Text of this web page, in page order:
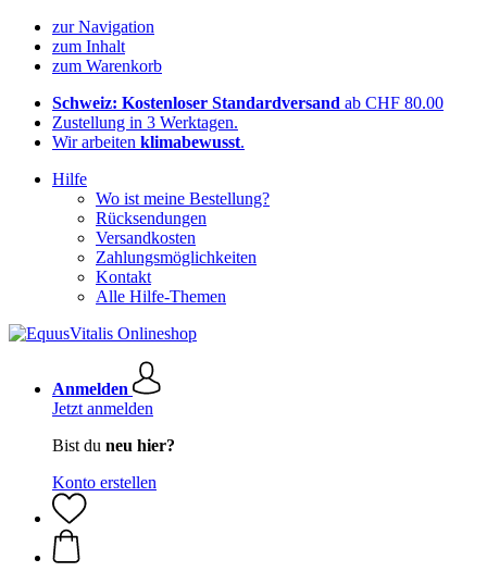
zur Navigation
zum Inhalt
zum Warenkorb
Schweiz: Kostenloser Standardversand ab CHF 80.00
Zustellung in 3 Werktagen.
Wir arbeiten klimabewusst.
Hilfe
Wo ist meine Bestellung?
Rücksendungen
Versandkosten
Zahlungsmöglichkeiten
Kontakt
Alle Hilfe-Themen
Anmelden
Jetzt anmelden
Bist du neu hier?
Konto erstellen